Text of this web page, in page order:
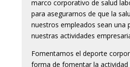
marco corporativo de salud
para asegurarnos de que la
nuestros empleados sean una
nuestras actividades
Fomentamos el deporte
forma de fomentar la actividad